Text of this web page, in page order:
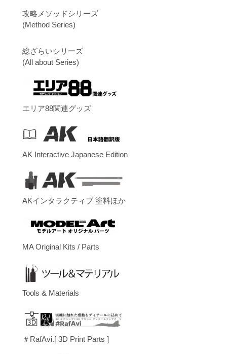
攻略メソッドシリーズ
(Method Series)
総ざらいシリーズ
(All about Series)
エリア88関連グッズ
AK Interactive Japanese Edition
AKインタラクティブ 塗料ほか
MA Original Kits / Parts
Tools & Materials
＃RafAvi.[ 3D Print Parts ]